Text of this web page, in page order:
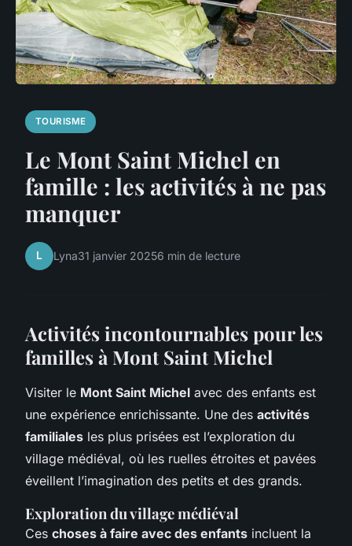
TOURISME
Le Mont Saint Michel en
famille : les activités à ne pas
manquer
L Lyna31 janvier 20256 min de lecture
Activités incontournables pour les
familles à Mont Saint Michel
Visiter le Mont Saint Michel avec des enfants est
une expérience enrichissante. Une des activités
familiales les plus prisées est l’exploration du
village médiéval, où les ruelles étroites et pavées
éveillent l’imagination des petits et des grands.
Exploration du village médiéval
Ces choses à faire avec des enfants incluent la